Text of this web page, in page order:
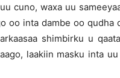
cuno, waxa uu
oo inta dambe oo qudha
shimbirku u
laakiin masku inta